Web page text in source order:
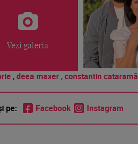
Vezi galeria
,deea maxer ,constantin cataramă
pe: Facebook Instagram